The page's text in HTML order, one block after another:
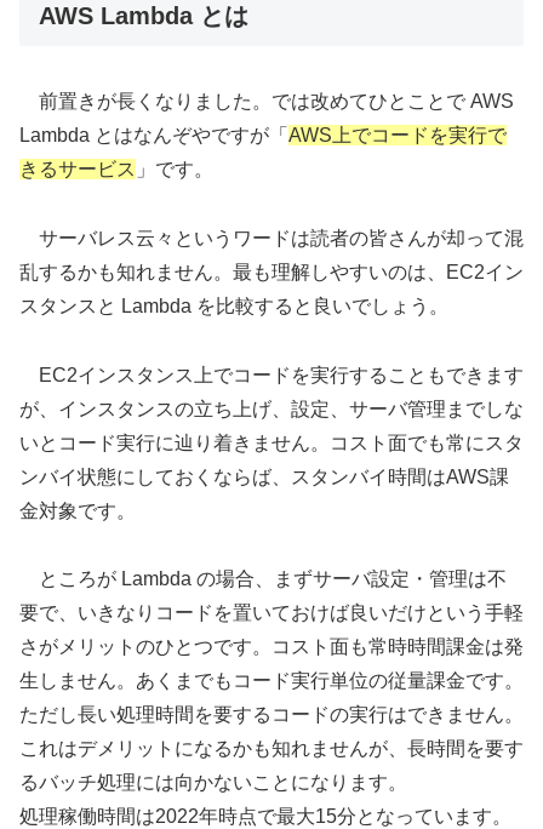
AWS Lambda とは
前置きが長くなりました。では改めてひとことで AWS
Lambda とはなんぞやですが「 AWS上でコードを実行で
きるサービス 」です。
サーバレス云々というワードは読者の皆さんが却って混
乱するかも知れません。最も理解しやすいのは、EC2イン
スタンスと Lambda を比較すると良いでしょう。
EC2インスタンス上でコードを実行することもできます
が、インスタンスの立ち上げ、設定、サーバ管理までしな
いとコード実行に辿り着きません。コスト面でも常にスタ
ンバイ状態にしておくならば、スタンバイ時間はAWS課
金対象です。
ところが Lambda の場合、まずサーバ設定・管理は不
要で、いきなりコードを置いておけば良いだけという手軽
さがメリットのひとつです。コスト面も常時時間課金は発
生しません。あくまでもコード実行単位の従量課金です。
ただし長い処理時間を要するコードの実行はできません。
これはデメリットになるかも知れませんが、長時間を要す
るバッチ処理には向かないことになります。
処理稼働時間は2022年時点で最大15分となっています。